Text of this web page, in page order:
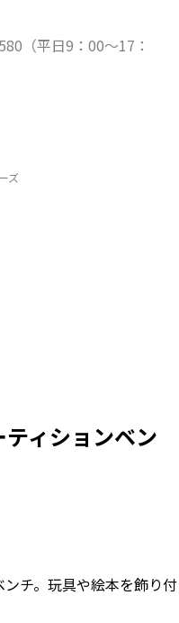
（平日9：00〜17：
ズ
ィションベン
チ。玩具や絵本を飾り付